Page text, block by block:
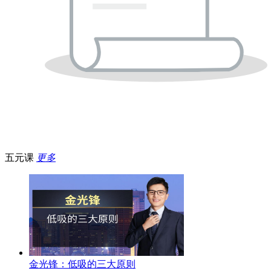
五元课 更多
金光锋：低吸的三大原则